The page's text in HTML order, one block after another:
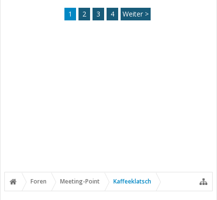
1 2 3 4 Weiter >
Foren Meeting-Point Kaffeeklatsch